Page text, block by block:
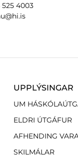
4003
UPPLÝSINGAR
UM
ELDRI ÚTGÁFUR
AFHENDING
SKILMÁLAR